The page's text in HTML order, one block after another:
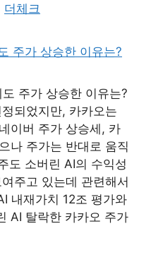
더체크
주가 상승한 이유는?
되었지만, 카카오는
이버 주가 상승세, 카
나 주가는 반대로 움직
도 소버린 AI의 수익성
주고 있는데 관련해서
내재가치 12조 평가와
AI 탈락한 카카오 주가